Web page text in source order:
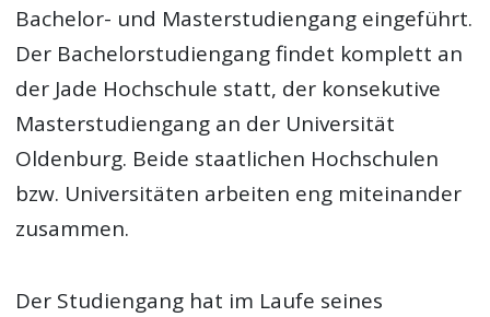
Bachelor- und Masterstudiengang eingeführt.
Der Bachelorstudiengang findet komplett an
der Jade Hochschule statt, der konsekutive
Masterstudiengang an der Universität
Oldenburg. Beide staatlichen Hochschulen
bzw. Universitäten arbeiten eng miteinander
zusammen.
Der Studiengang hat im Laufe seines